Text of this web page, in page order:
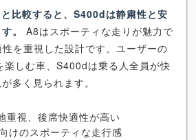
比較すると、S400dは静粛性と安
。
A8はスポーティな走りが魅力で
を重視した設計です。ユーザーの
楽しむ車、S400dは乗る人全員が快
多く見られます。
重視、後席快適性が高い
けのスポーティな走行感